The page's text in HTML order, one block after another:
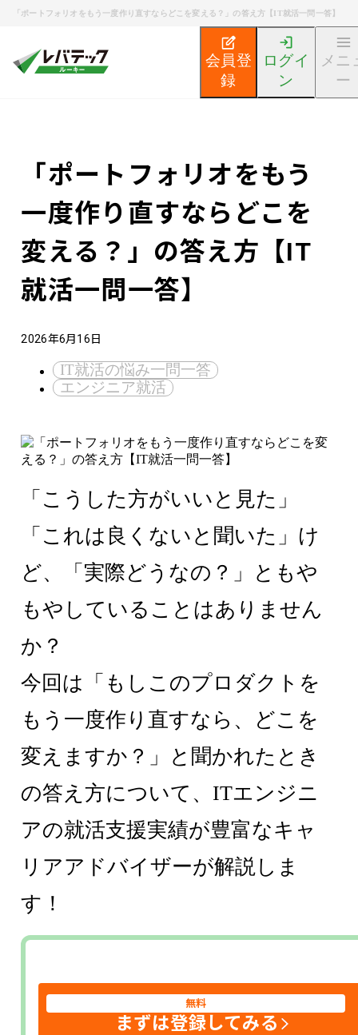
「ポートフォリオをもう一度作り直すならどこを変える？」の答え方【IT就活一問一答】
会員登
録
ログイ
ン
メニ
ー
エンジニア就活ノウハウ記事
「ポートフォリオをもう
一度作り直すならどこを
変える？」の答え方【IT
就活一問一答】
2026年6月16日
IT就活の悩み一問一答
エンジニア就活
「こうした方がいいと見た」
「これは良くないと聞いた」け
ど、「実際どうなの？」ともや
もやしていることはありません
か？
今回は「もしこのプロダクトを
もう一度作り直すなら、どこを
変えますか？」と聞かれたとき
の答え方について、ITエンジニ
アの就活支援実績が豊富なキャ
リアアドバイザーが解説しま
す！
無料
まずは登録してみる